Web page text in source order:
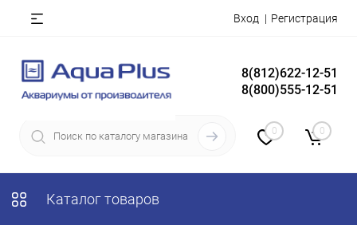
Вход Регистрация
8(812)622-12-51
8(800)555-12-51
0 0
Каталог товаров